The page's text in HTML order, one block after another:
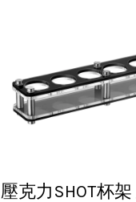
壓克力SHOT杯